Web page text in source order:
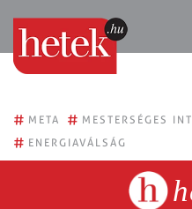
# META # MESTERSÉGES
# ENERGIAVÁLSÁG